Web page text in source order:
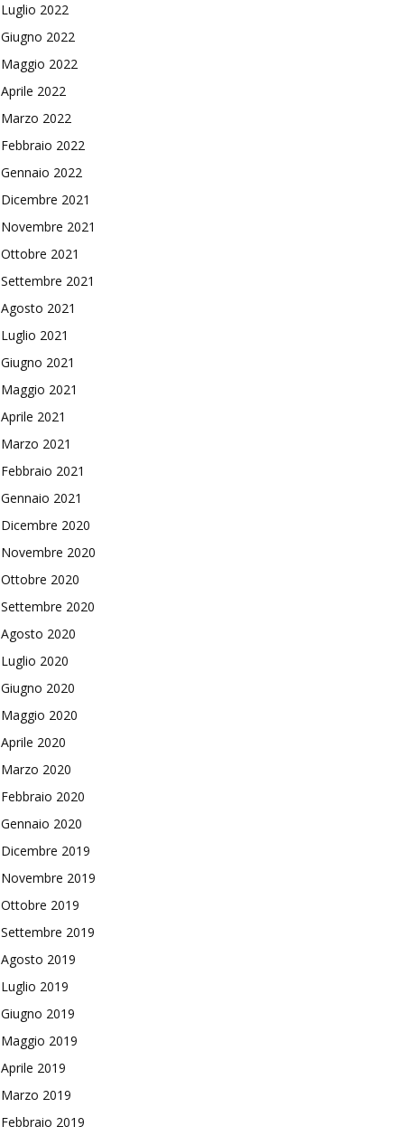
Luglio 2022
Giugno 2022
Maggio 2022
Aprile 2022
Marzo 2022
Febbraio 2022
Gennaio 2022
Dicembre 2021
Novembre 2021
Ottobre 2021
Settembre 2021
Agosto 2021
Luglio 2021
Giugno 2021
Maggio 2021
Aprile 2021
Marzo 2021
Febbraio 2021
Gennaio 2021
Dicembre 2020
Novembre 2020
Ottobre 2020
Settembre 2020
Agosto 2020
Luglio 2020
Giugno 2020
Maggio 2020
Aprile 2020
Marzo 2020
Febbraio 2020
Gennaio 2020
Dicembre 2019
Novembre 2019
Ottobre 2019
Settembre 2019
Agosto 2019
Luglio 2019
Giugno 2019
Maggio 2019
Aprile 2019
Marzo 2019
Febbraio 2019